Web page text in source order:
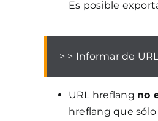
Es posible
> > Informar de
URL hreflang no
hreflang que